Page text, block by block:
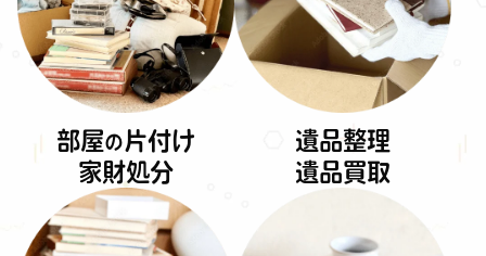
部屋の片付け
家財処分
遺品整理
遺品買取